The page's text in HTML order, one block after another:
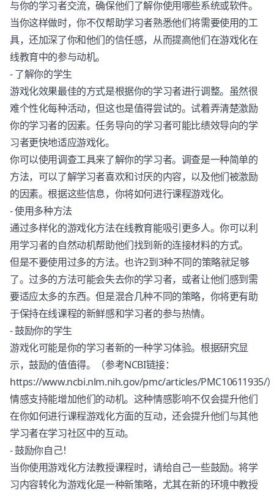
与你的学习者交流，确保他们了解你使用哪些系统或软件。
当你这样做时，你不仅帮助学习者熟悉他们将需要使用的工
具，还加深了你和他们的信任感，从而提高他们在游戏化在
线教育中的参与动机。
- 了解你的学生
游戏化效果最佳的方式是根据你的学习者进行调整。虽然很
难个性化每种活动，但这也是值得尝试的。试着弄清楚激励
你的学习者的因素。任务导向的学习者可能比绩效导向的学
习者更快地适应游戏化。
你可以使用调查工具来了解你的学习者。调查是一种简单的
方法，可以了解学习者喜欢和讨厌的内容，以及他们被激励
的因素。根据这些信息，你将如何进行课程游戏化。
- 使用多种方法
通过多样化的游戏化方法在线教育能吸引更多人。你可以利
用学习者的自然动机帮助他们找到新的连接材料的方式。
但是不要使用过多的方法。也许2到3种不同的策略就足够
了。过多的方法可能会失去你的学习者，或者让他们感到需
要适应太多的东西。但是混合几种不同的策略，你将更有助
于保持在线课程的新鲜感和学习者的参与热情。
- 鼓励你的学生
游戏化可能是你的学习者新的一种学习体验。根据研究显
示，鼓励的值值得。（参考NCBI链接：
https://www.ncbi.nlm.nih.gov/pmc/articles/PMC10611935/
情感支持能增加他们的动机。这种情感影响不仅会提升他们
在你如何进行课程游戏化方面的互动，还会提升他们与其他
学习者在学习社区中的互动。
- 鼓励你自己！
当你使用游戏化方法教授课程时，请给自己一些鼓励。将学
习内容转化为游戏化是一种新策略，尤其在新的环境中教授